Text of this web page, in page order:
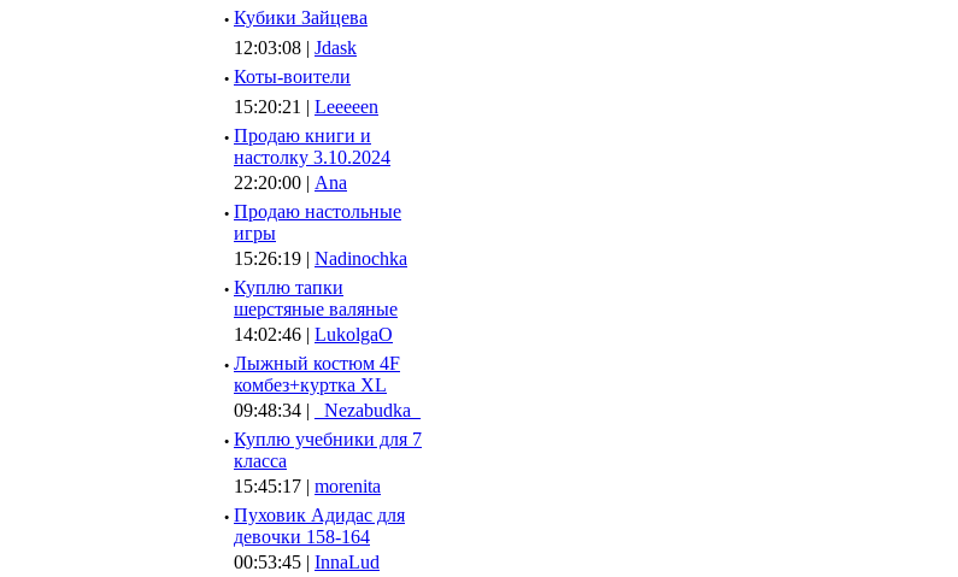
· Кубики Зайцева
12:03:08 | Jdask
· Коты-воители
15:20:21 | Leeeeen
· Продаю книги и
настолку 3.10.2024
22:20:00 | Ana
· Продаю настольные
игры
15:26:19 | Nadinochka
· Куплю тапки
шерстяные валяные
14:02:46 | LukolgaO
· Лыжный костюм 4F
комбез+куртка XL
09:48:34 |
_Nezabudka_
· Куплю учебники для 7
класса
15:45:17 | morenita
· Пуховик Адидас для
девочки 158-164
00:53:45 | InnaLud